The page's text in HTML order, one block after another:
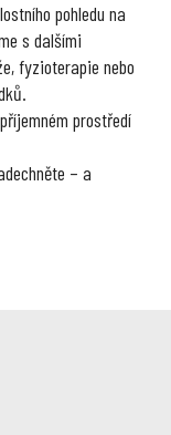
pohledu na
s dalšími
fyzioterapie nebo
prostředí
– a